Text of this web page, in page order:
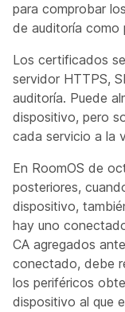
para comprobar
de auditoría como
Los certificados
servidor HTTPS,
auditoría. Puede
dispositivo, pero
cada servicio a la
En RoomOS de
posteriores,
dispositivo,
hay uno
CA agregados
conectado, debe
los periféricos
dispositivo al que